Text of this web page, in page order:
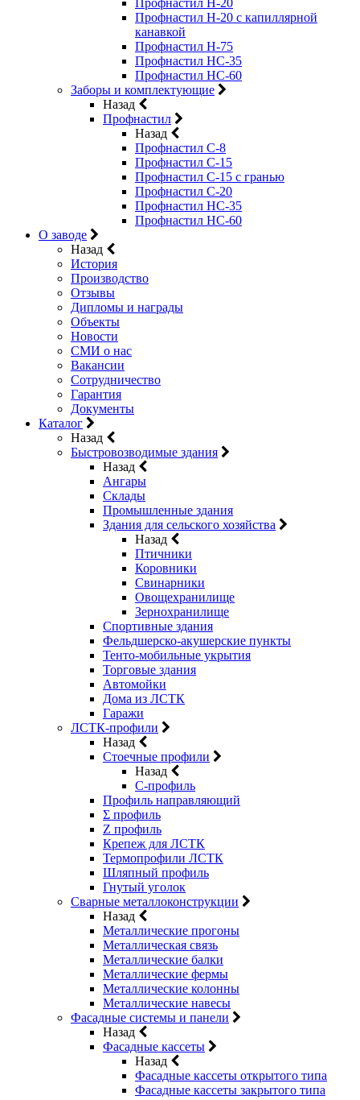
Профнастил Н-20
Профнастил Н-20 с капиллярной
канавкой
Профнастил Н-75
Профнастил НС-35
Профнастил НС-60
Заборы и комплектующие
Назад
Профнастил
Назад
Профнастил С-8
Профнастил С-15
Профнастил C-15 с гранью
Профнастил C-20
Профнастил НС-35
Профнастил НС-60
О заводе
Назад
История
Производство
Отзывы
Дипломы и награды
Объекты
Новости
СМИ о нас
Вакансии
Сотрудничество
Гарантия
Документы
Каталог
Назад
Быстровозводимые здания
Назад
Ангары
Склады
Промышленные здания
Здания для сельского хозяйства
Назад
Птичники
Коровники
Свинарники
Овощехранилище
Зернохранилище
Спортивные здания
Фельдшерско-акушерские пункты
Тенто-мобильные укрытия
Торговые здания
Автомойки
Дома из ЛСТК
Гаражи
ЛСТК-профили
Назад
Стоечные профили
Назад
C-профиль
Профиль направляющий
Σ профиль
Z профиль
Крепеж для ЛСТК
Термопрофили ЛСТК
Шляпный профиль
Гнутый уголок
Сварные металлоконструкции
Назад
Металлические прогоны
Металлическая связь
Металлические балки
Металлические фермы
Металлические колонны
Металлические навесы
Фасадные системы и панели
Назад
Фасадные кассеты
Назад
Фасадные кассеты открытого типа
Фасадные кассеты закрытого типа